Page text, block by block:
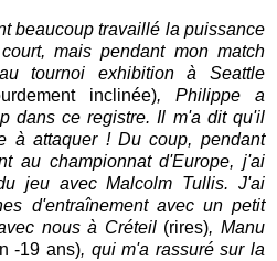
beaucoup travaillé la puissance
mais pendant mon match
tournoi exhibition à Seattle
inclinée), Philippe a
dans ce registre. Il m'a dit qu'il
à attaquer ! Du coup, pendant
au championnat d'Europe, j'ai
jeu avec Malcolm Tullis. J'ai
d'entraînement avec un petit
nous à Créteil(rires), Manu
-19 ans), qui m'a rassuré sur la